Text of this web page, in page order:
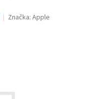
Značka: Apple